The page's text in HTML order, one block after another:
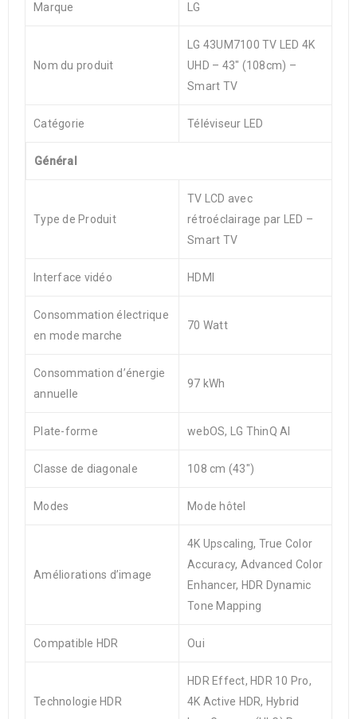
Marque LG
Nom du produit
LG 43UM7100 TV LED 4K
UHD – 43″ (108cm) –
Smart TV
Catégorie Téléviseur LED
Général
Type de Produit
TV LCD avec
rétroéclairage par LED –
Smart TV
Interface vidéo HDMI
Consommation électrique
en mode marche
70 Watt
Consommation d’énergie
annuelle
97 kWh
Plate-forme webOS, LG ThinQ AI
Classe de diagonale 108 cm (43″)
Modes Mode hôtel
Améliorations d’image
4K Upscaling, True Color
Accuracy, Advanced Color
Enhancer, HDR Dynamic
Tone Mapping
Compatible HDR Oui
Technologie HDR
HDR Effect, HDR 10 Pro,
4K Active HDR, Hybrid